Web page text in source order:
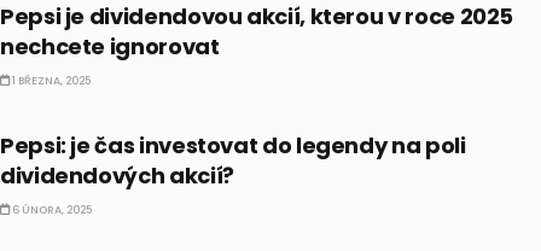
Pepsi je dividendovou akcií, kterou v roce 2025
nechcete ignorovat
1 BŘEZNA, 2025
Pepsi: je čas investovat do legendy na poli
dividendových akcií?
6 ÚNORA, 2025